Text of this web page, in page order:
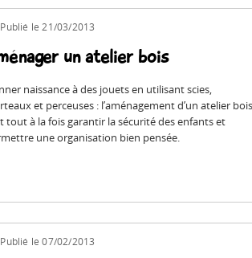
Publié le 21/03/2013
un atelier bois
naissance à des jouets en utilisant scies,
et perceuses : l’aménagement d’un atelier bois
tout à la fois garantir la sécurité des enfants et
une organisation bien pensée.
Publié le 07/02/2013